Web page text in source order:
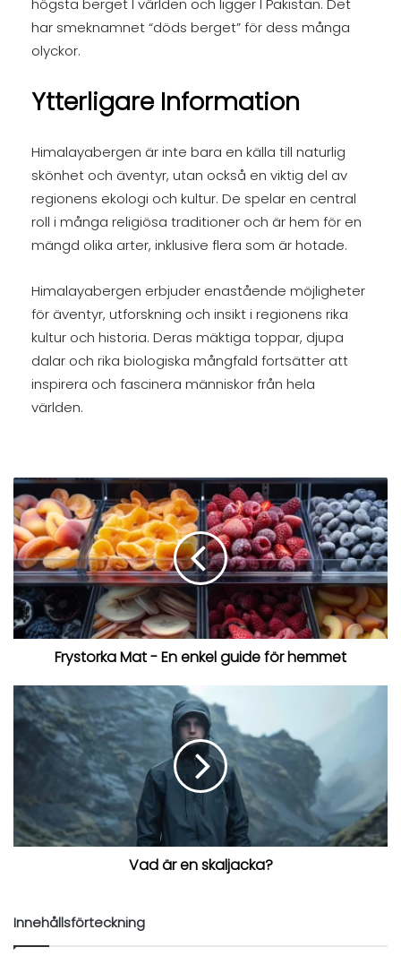
högsta berget I världen och ligger I Pakistan. Det
har smeknamnet “döds berget” för dess många
olyckor.
Ytterligare Information
Himalayabergen är inte bara en källa till naturlig
skönhet och äventyr, utan också en viktig del av
regionens ekologi och kultur. De spelar en central
roll i många religiösa traditioner och är hem för en
mängd olika arter, inklusive flera som är hotade.
Himalayabergen erbjuder enastående möjligheter
för äventyr, utforskning och insikt i regionens rika
kultur och historia. Deras mäktiga toppar, djupa
dalar och rika biologiska mångfald fortsätter att
inspirera och fascinera människor från hela
världen.
Frystorka Mat - En enkel guide för hemmet
Vad är en skaljacka?
Innehållsförteckning